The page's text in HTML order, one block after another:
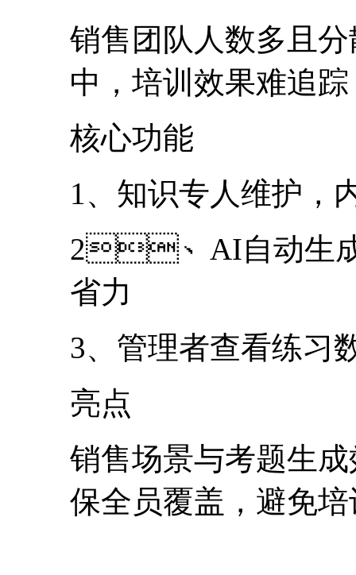
销售团队人数多且分散
中，培训效果难追踪
核心功能
1、知识专人维护
2、AI自动生成
省力
3、管理者查看练
亮点
销售场景与考题生
保全员覆盖，避免